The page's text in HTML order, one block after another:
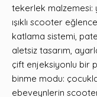
tekerlek malzemesi:
ışıklı scooter
katlama sistemi,
aletsiz tasarım,
çift enjeksiyonlu bir
binme modu:
ebeveynlerin